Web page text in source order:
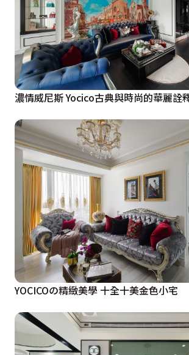
濃情威尼斯 Yocico古典與時尚的華麗詮
YOCICOの精緻美學 十全十美金色小宅